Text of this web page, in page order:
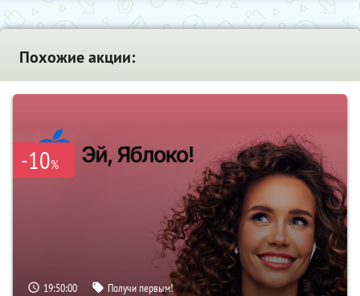
Похожие акции:
-10%
19:49:59 Получи первым!